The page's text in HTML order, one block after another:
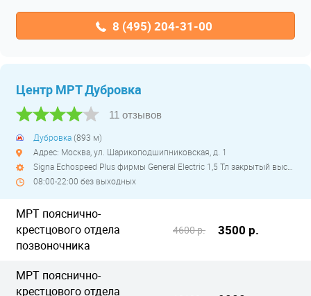
8 (495) 204-31-00
Центр МРТ Дубровка
11 отзывов
Дубровка(893 м)
Адрес: Москва, ул. Шарикоподшипниковская, д. 1
08:00-22:00 без выходных
МРТ пояснично-
крестцового отдела
позвоночника
4600 р. 3500 р.
МРТ пояснично-
крестцового отдела